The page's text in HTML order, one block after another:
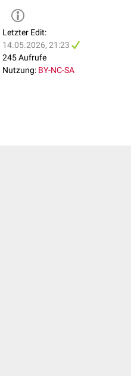
Letzter Edit:
14.05.2026, 21:23
245 Aufrufe
Nutzung: BY-NC-SA